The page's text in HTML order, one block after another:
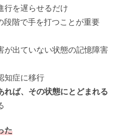
を遅らせるだけ
で手を打つことが重要
出ていない状態の記憶障害
症に移行
れば、その状態にとどまれる
た